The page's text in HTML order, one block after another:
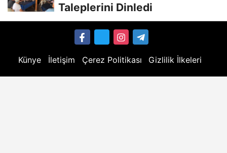
Taleplerini Dinledi
Künye İletişim Çerez Politikası Gizlilik İlkeleri